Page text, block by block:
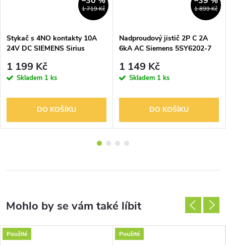
1 719 Kč
Stykač s 4NO kontakty 10A
24V DC SIEMENS Sirius
1 199 Kč
Skladem 1 ks
DO KOŠÍKU
1 899 Kč
Nadproudový jistič 2P C 2A
6kA AC Siemens 5SY6202-7
1 149 Kč
Skladem 1 ks
DO KOŠÍKU
Použité Použité